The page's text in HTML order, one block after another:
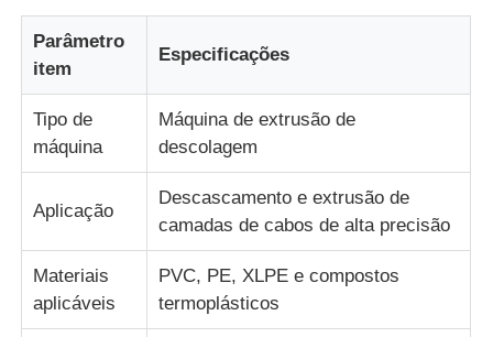
Única máquina da torção
máquina de cablagem
Máquina de torcer pares
fio que coloca a máquina
Parâmetro
item
Especificações
Tipo de
máquina
Máquina de extrusão de
descolagem
Aplicação
Descascamento e extrusão de
camadas de cabos de alta precisão
Materiais
aplicáveis
PVC, PE, XLPE e compostos
termoplásticos